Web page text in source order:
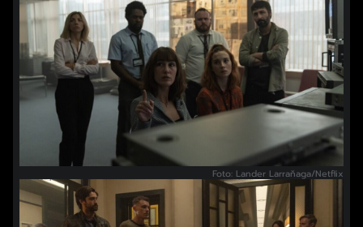
Foto: Lander Larraňaga/Netflix